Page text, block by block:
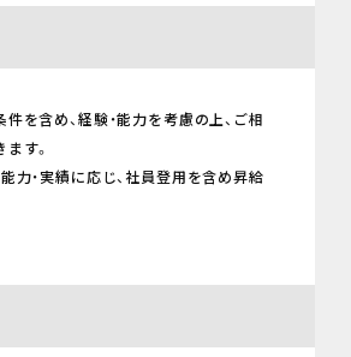
を含め、経験・能力を考慮の上、ご相
す。
力・実績に応じ、社員登用を含め昇給